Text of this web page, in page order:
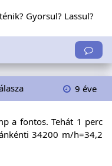
Gyorsul? Lassul?
9 éve
a fontos. Tehát 1 perc
34200 m/h=34,2